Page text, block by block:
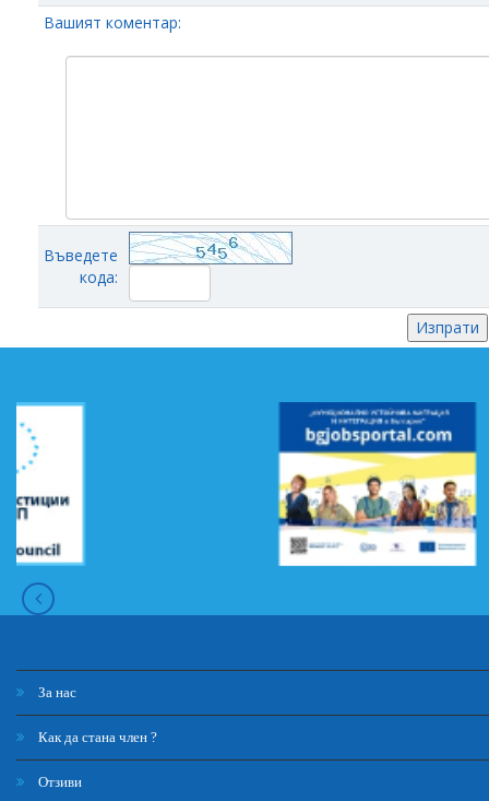
Вашият коментар:
Въведете
кода:
За нас
Как да стана член ?
Отзиви